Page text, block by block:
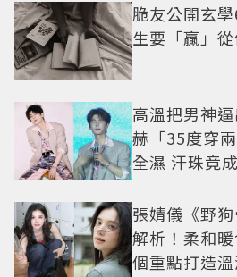
脆友公開玄
生要「贏」
高溫把男神
赫「35度穿
全濕 汗珠竟
張婧儀《野
解析！柔和
個重點打造